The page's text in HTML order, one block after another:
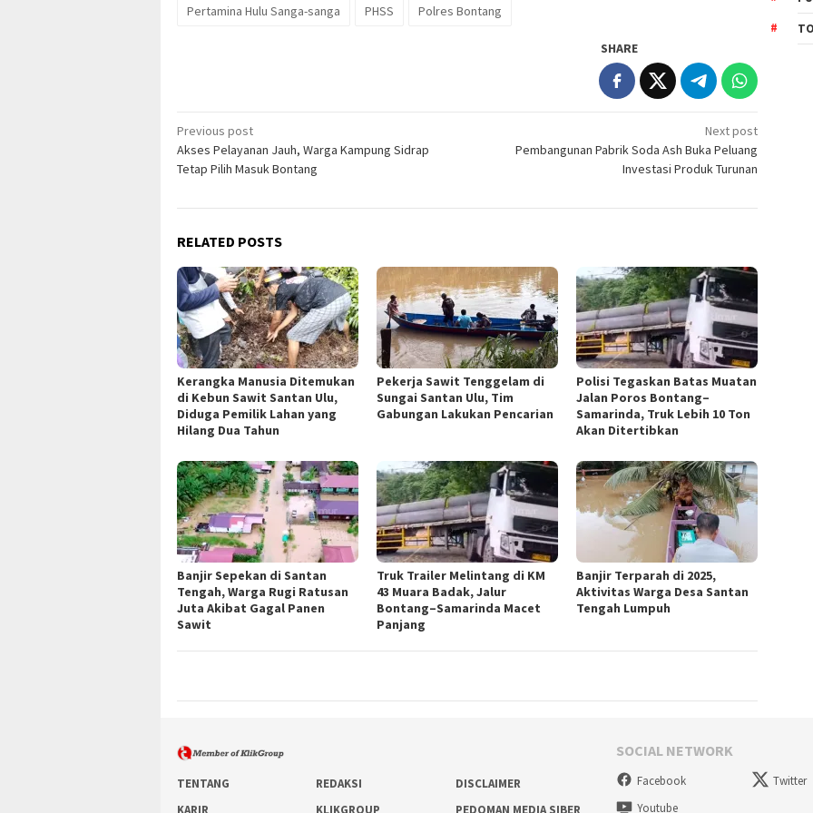
Pertamina Hulu Sanga-sanga PHSS Polres Bontang
SHARE
Post
navigation
Previous post
Akses Pelayanan Jauh, Warga Kampung Sidrap
Tetap Pilih Masuk Bontang
Next post
Pembangunan Pabrik Soda Ash Buka Peluang
Investasi Produk Turunan
RELATED POSTS
Kerangka Manusia Ditemukan
di Kebun Sawit Santan Ulu,
Diduga Pemilik Lahan yang
Hilang Dua Tahun
Pekerja Sawit Tenggelam di
Sungai Santan Ulu, Tim
Gabungan Lakukan Pencarian
Polisi Tegaskan Batas Muatan
Jalan Poros Bontang–
Samarinda, Truk Lebih 10 Ton
Akan Ditertibkan
Banjir Sepekan di Santan
Tengah, Warga Rugi Ratusan
Juta Akibat Gagal Panen
Sawit
Truk Trailer Melintang di KM
43 Muara Badak, Jalur
Bontang–Samarinda Macet
Panjang
Banjir Terparah di 2025,
Aktivitas Warga Desa Santan
Tengah Lumpuh
TENTANG REDAKSI
DISCLAIMER
KARIR
KLIKGROUP PEDOMAN MEDIA SIBER
SOCIAL NETWORK
Facebook
Twitter
Youtube